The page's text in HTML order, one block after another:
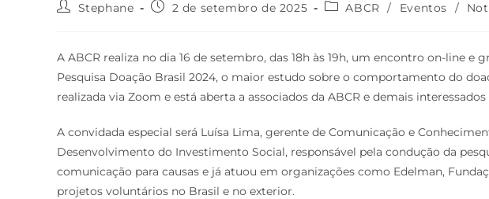
Stephane 2 de setembro de 2025 ABCR / Eventos /
A ABCR realiza no dia 16 de setembro, das 18h às 19h, um encontro on-line e
Pesquisa Doação Brasil 2024, o maior estudo sobre o comportamento do
realizada via Zoom e está aberta a associados da ABCR e demais
A convidada especial será Luísa Lima, gerente de Comunicação e
Desenvolvimento do Investimento Social, responsável pela condução da
comunicação para causas e já atuou em organizações como Edelman,
projetos voluntários no Brasil e no exterior.